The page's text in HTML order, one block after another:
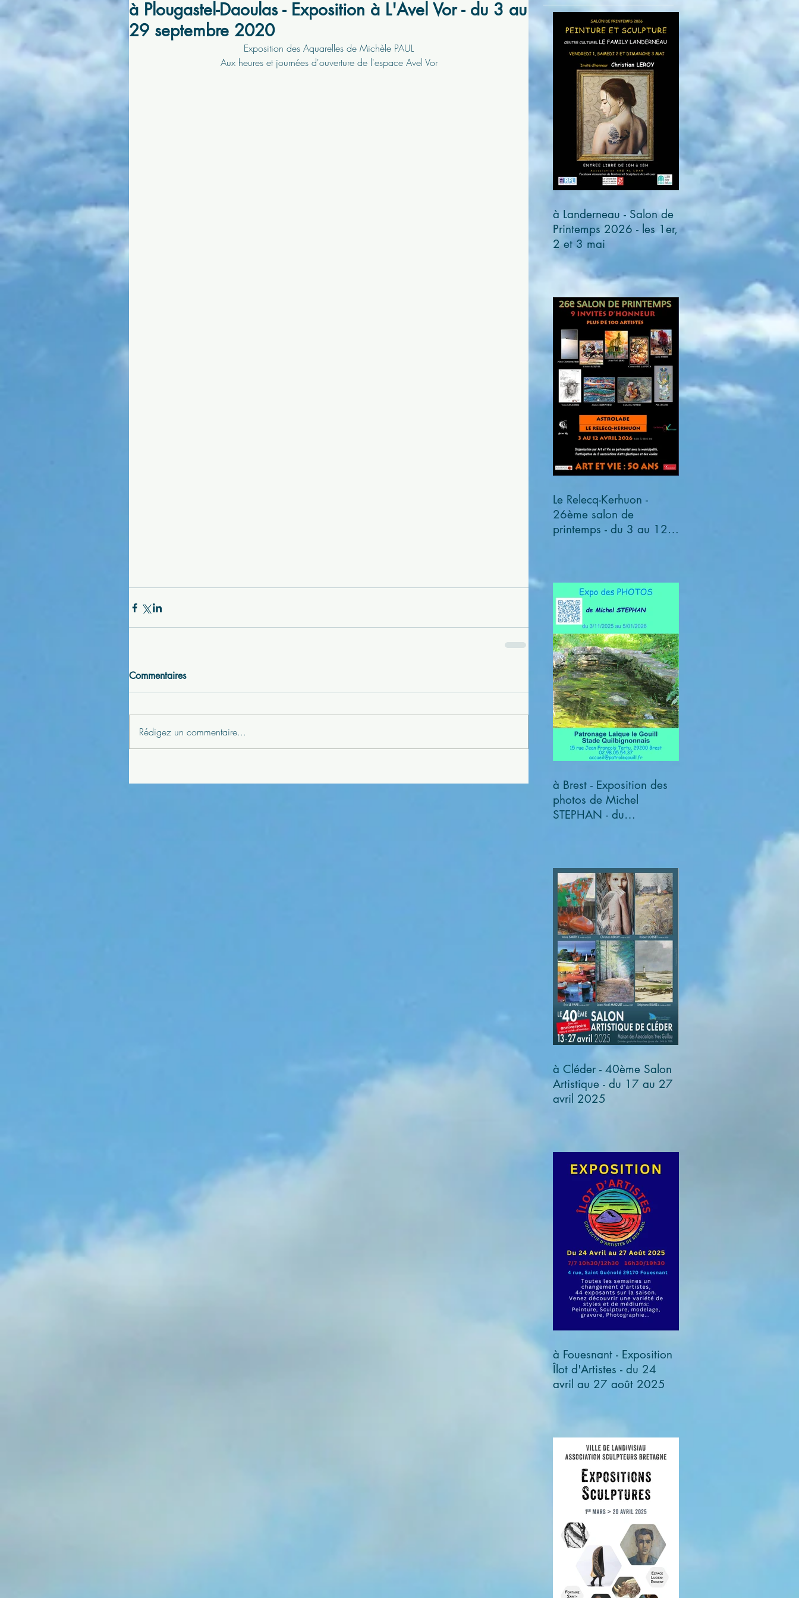
à Plougastel-Daoulas - Exposition à L'Avel Vor - du 3 au
29 septembre 2020
Exposition des Aquarelles de Michèle PAUL
Aux heures et journées d'ouverture de l'espace Avel Vor
Commentaires
Rédigez un commentaire...
à Landerneau - Salon de
Printemps 2026 - les 1er,
2 et 3 mai
Le Relecq-Kerhuon -
26ème salon de
printemps - du 3 au 12
à Brest - Exposition des
photos de Michel
STEPHAN - du
à Cléder - 40ème Salon
Artistique - du 17 au 27
avril 2025
à Fouesnant - Exposition
Îlot d'Artistes - du 24
avril au 27 août 2025